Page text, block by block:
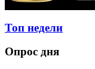
Топ недели
Опрос дня